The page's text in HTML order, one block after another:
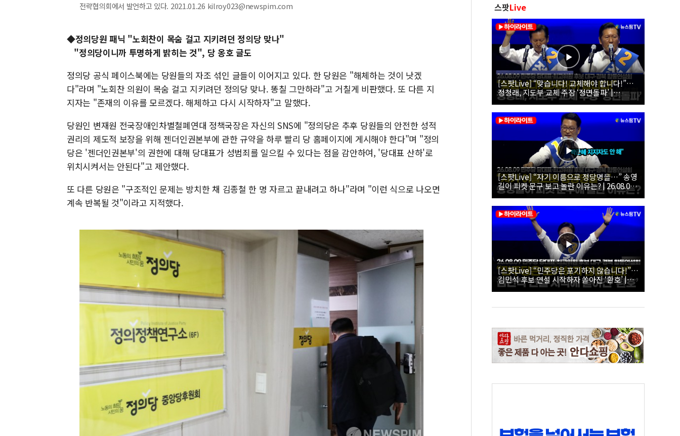
전략협의회에서 발언하고 있다. 2021.01.26 kilroy023@newspim.com
◆정의당원 패닉 "노회찬이 목숨 걸고 지키려던 정의당 맞나"
"정의당이니까 투명하게 밝히는 것", 당 옹호 글도
정의당 공식 페이스북에는 당원들의 자조 섞인 글들이 이어지고 있다. 한 당원은 "해체하는 것이 낫겠
다"라며 "노회찬 의원이 목숨 걸고 지키려던 정의당 맞나. 똥칠 그만하라"고 거칠게 비판했다. 또 다른 지
지자는 "존재의 이유를 모르겠다. 해체하고 다시 시작하자"고 말했다.
당원인 변재원 전국장애인차별철폐연대 정책국장은 자신의 SNS에 "정의당은 추후 당원들의 안전한 성적
권리의 제도적 보장을 위해 젠더인권본부에 관한 규약을 하루 빨리 당 홈페이지에 게시해야 한다"며 "정의
당은 '젠더인권본부'의 권한에 대해 당대표가 성범죄를 일으킬 수 있다는 점을 감안하여, '당대표 산하'로
위치시켜서는 안된다"고 제안했다.
또 다른 당원은 "구조적인 문제는 방치한 채 김종철 한 명 자르고 끝내려고 하나"라며 "이런 식으로 나오면
계속 반복될 것"이라고 지적했다.
스팟Live
[스팟Live] “맞습니다! 교체해야 합니다!”…
정청래, 지도부 교체 주장 ‘정면돌파’ |
26.08.09 더불어민주당 당대표·최고위원 후
보 대구·경북 합동연설회
[스팟Live] “자기 이름으로 정당명을…” 송영
길이 피켓 문구 보고 놀란 이유는? | 26.08.09
더불어민주당 당대표·최고위원 후보 대구·경
북 합동연설회
[스팟Live] “민주당은 포기하지 않습니다!”…
김민석 후보 연설 시작하자 쏟아진 ‘환호’ |
26.08.09 더불어민주당 당대표·최고위원 후